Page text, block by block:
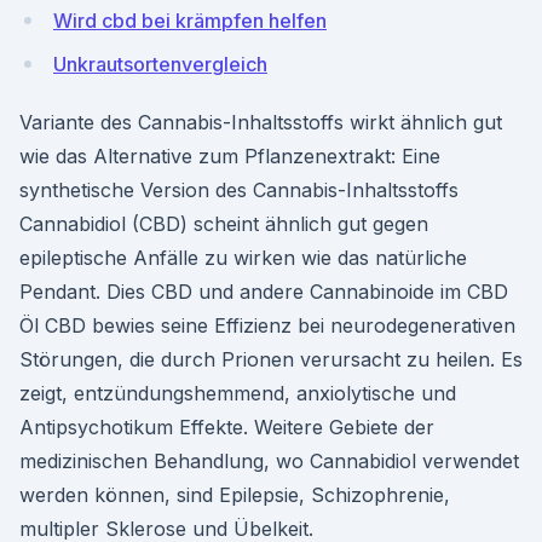
Wird cbd bei krämpfen helfen
Unkrautsortenvergleich
Variante des Cannabis-Inhaltsstoffs wirkt ähnlich gut
wie das Alternative zum Pflanzenextrakt: Eine
synthetische Version des Cannabis-Inhaltsstoffs
Cannabidiol (CBD) scheint ähnlich gut gegen
epileptische Anfälle zu wirken wie das natürliche
Pendant. Dies CBD und andere Cannabinoide im CBD
Öl CBD bewies seine Effizienz bei neurodegenerativen
Störungen, die durch Prionen verursacht zu heilen. Es
zeigt, entzündungshemmend, anxiolytische und
Antipsychotikum Effekte. Weitere Gebiete der
medizinischen Behandlung, wo Cannabidiol verwendet
werden können, sind Epilepsie, Schizophrenie,
multipler Sklerose und Übelkeit.